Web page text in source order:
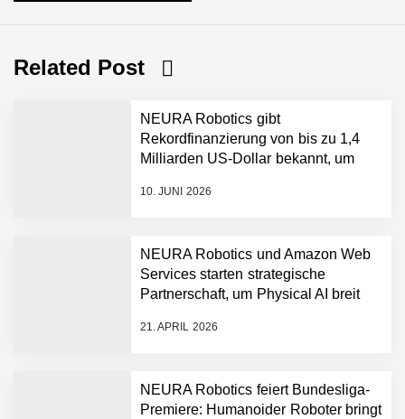
Related Post
NEURA Robotics gibt
Rekordfinanzierung von bis zu 1,4
Milliarden US-Dollar bekannt, um
Physical-AI-Plattform zu
10. JUNI 2026
NEURA Robotics und Amazon Web
Services starten strategische
Partnerschaft, um Physical AI breit
21. APRIL 2026
NEURA Robotics feiert Bundesliga-
Premiere: Humanoider Roboter bringt
NEURA Robotics gibt
Rekordfinanzierung von
Dollar bekannt, um den
Plattform zu beschleunigen
NEURA Robotics und